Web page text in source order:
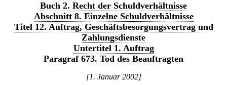
Buch 2. Recht der Schuldverhältnisse
Abschnitt 8. Einzelne Schuldverhältnisse
Titel 12. Auftrag, Geschäftsbesorgungsvertrag und
Zahlungsdienste
Untertitel 1. Auftrag
Paragraf 673. Tod des Beauftragten
[1. Januar 2002]